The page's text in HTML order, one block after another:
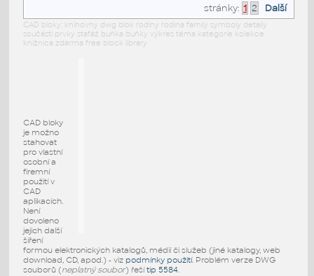
stránky: 1 2 Další
CAD bloky: knihovny dwg blok rodiny rodina family symboly detaily
součásti prvky stafáž buňka buňky výkres téma kategorie kolekce
knižnica zdarma free block library
CAD bloky
je možno
stahovat
pro vlastní
osobní a
firemní
použití v
CAD
aplikacích.
Není
dovoleno
jejich další
šíření
formou elektronických katalogů, médií či služeb (jiné katalogy, web
download, CD, apod.) - viz podmínky použití. Problém verze DWG
souborů (neplatný soubor) řešítip 5584.